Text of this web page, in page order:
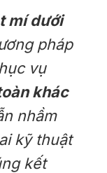
mí dưới
pháp
vụ
khác
nhầm
kỹ thuật
kết